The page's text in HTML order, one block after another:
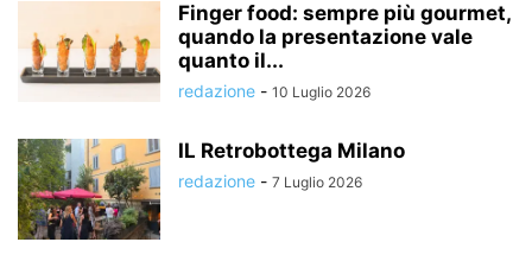
Finger food: sempre più gourmet,
quando la presentazione vale
quanto il...
redazione - 10 Luglio 2026
IL Retrobottega Milano
redazione - 7 Luglio 2026